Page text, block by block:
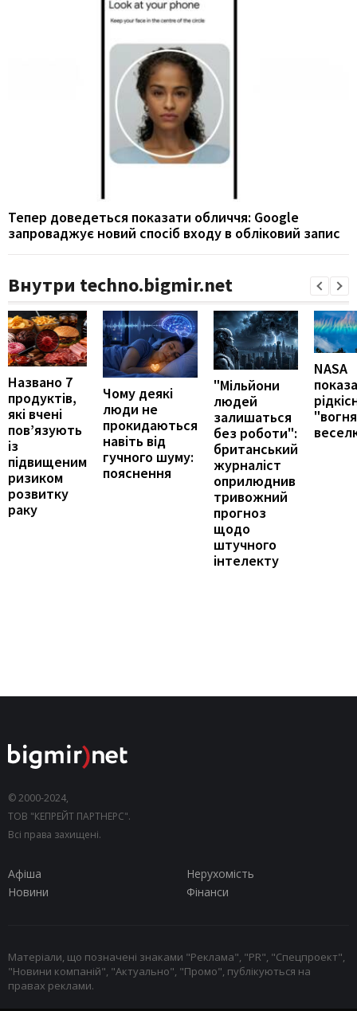
Тепер доведеться показати обличчя: Google
запроваджує новий спосіб входу в обліковий запис
Внутри techno.bigmir.net
Названо 7
продуктів,
які вчені
пов’язують
із
підвищеним
ризиком
розвитку
раку
Чому деякі
люди не
прокидаються
навіть від
гучного шуму:
пояснення
"Мільйони
людей
залишаться
без роботи":
британський
журналіст
оприлюднив
тривожний
прогноз
щодо
штучного
інтелекту
NASA
© 2000-2024,
ТОВ "КЕПРЕЙТ ПАРТНЕРС".
Всі права захищені.
Афіша
Нерухомість
Новини
Фінанси
Матеріали, що позначені знаками "Реклама", "PR", "Спецпроект",
"Новини компаній", "Актуально", "Промо", публікуються на
правах реклами.